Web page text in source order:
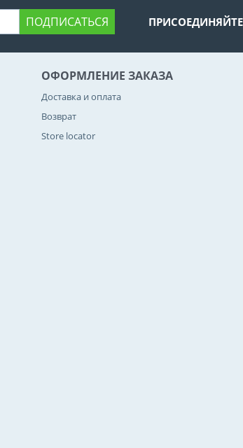
ПОДПИСАТЬСЯ
ОФОРМЛЕНИЕ ЗАКАЗА
Доставка и оплата
Возврат
Store locator